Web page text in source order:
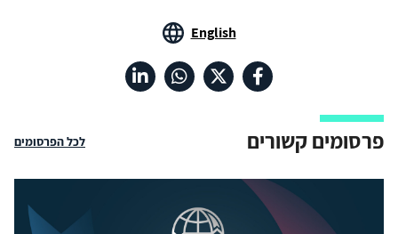
English
פרסומים קשורים לכל הפרסומים